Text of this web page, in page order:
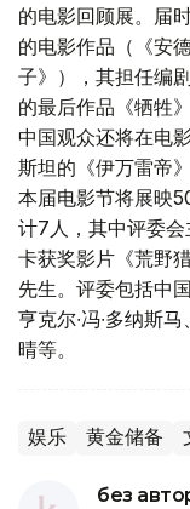
的电影回顾展。届
的电影作品（《安
子》），其担任编
的最后作品《牺牲》
中国观众还将在电
斯坦的《伊万雷帝》
本届电影节将展映
计7人，其中评委
卡获奖影片《荒野
先生。评委包括中
亨克尔∙冯∙多纳斯
晴等。
娱乐 黄金储备
без